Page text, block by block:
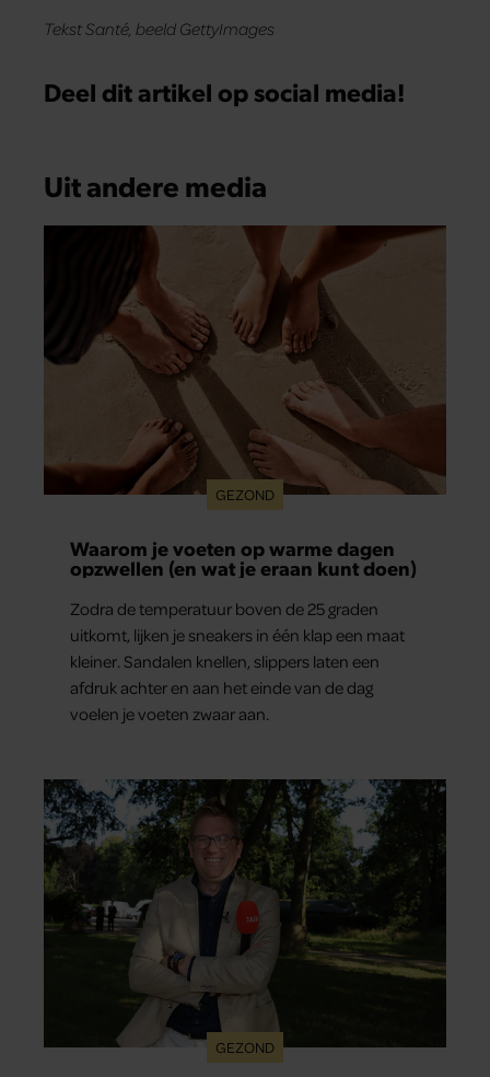
Tekst Santé, beeld GettyImages
Deel dit artikel op social media!
Uit andere media
GEZOND
Waarom je voeten op warme dagen
opzwellen (en wat je eraan kunt doen)
Zodra de temperatuur boven de 25 graden
uitkomt, lijken je sneakers in één klap een maat
kleiner. Sandalen knellen, slippers laten een
afdruk achter en aan het einde van de dag
voelen je voeten zwaar aan.
GEZOND